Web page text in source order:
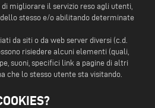
migliorare il servizio reso agli utenti,
stesso e/o abilitando determinate
da siti o da web server diversi (c.d.
risiedere alcuni elementi (quali,
suoni, specifici link a pagine di altri
che lo stesso utente sta visitando.